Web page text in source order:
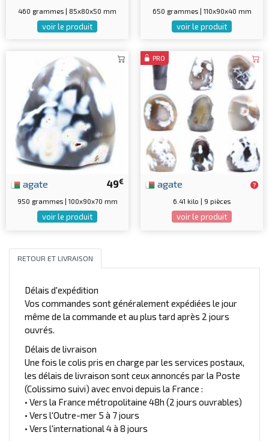
460 grammes | 85x80x50 mm
voir le produit
650 grammes | 110x90x40 mm
voir le produit
49€
agate
950 grammes | 100x90x70 mm
voir le produit
PRO
agate
6.41 kilo | 9 pièces
voir le produit
RETOUR ET LIVRAISON
Délais d'expédition
Vos commandes sont généralement expédiées le jour
même de la commande et au plus tard après 2 jours
ouvrés.
Délais de livraison
Une fois le colis pris en charge par les services postaux,
les délais de livraison sont ceux annoncés par la Poste
(Colissimo suivi) avec envoi depuis la France :
• Vers la France métropolitaine 48h (2 jours ouvrables)
• Vers l'Outre-mer 5 à 7 jours
• Vers l'international 4 à 8 jours